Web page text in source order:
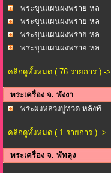
วงพ่...พระขุนแผนผงพราย หล
วงพ่...พระขุนแผนผงพราย หล
วงพ่...พระขุนแผนผงพราย หล
วงพ่...พระขุนแผนผงพราย หล
คลิกดูทั้งหมด ( 76 รายการ ) ->
พระเครื่อง จ. พังงา
พระผงหลวงปู่ทวด หลังท้...
คลิกดูทั้งหมด ( 1 รายการ ) ->
พระเครื่อง จ. พัทลุง